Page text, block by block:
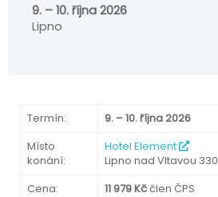
9. – 10. října 2026
Lipno
Termín:
9. – 10. října 2026
Místo
konání:
Hotel Element
Lipno nad Vltavou 330
Cena:
11 979 Kččlen ČPS